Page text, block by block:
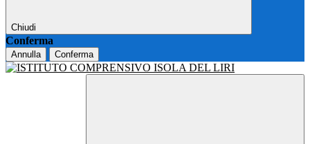
Chiudi
Conferma
Annulla Conferma